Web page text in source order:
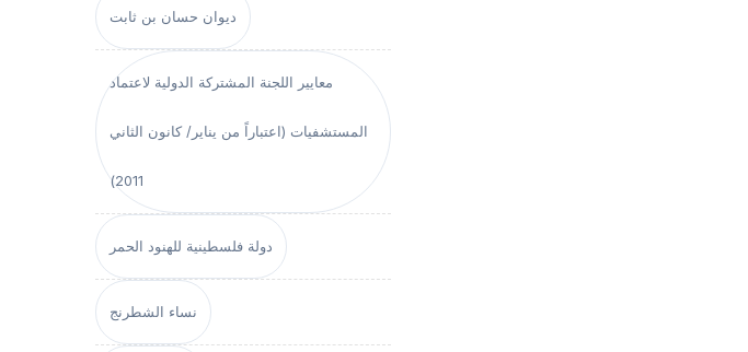
ديوان حسان بن ثابت
معايير اللجنة المشتركة الدولية لاعتماد
المستشفيات (اعتباراً من يناير/ كانون الثاني
2011)
دولة فلسطينية للهنود الحمر
نساء الشطرنج